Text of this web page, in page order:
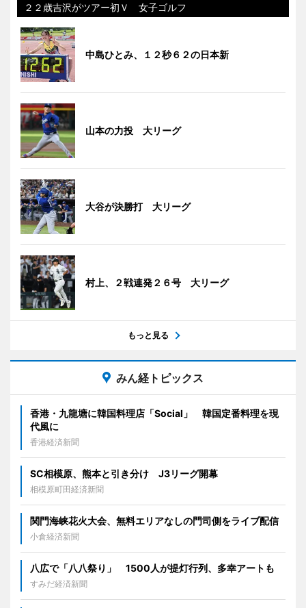
２２歳吉沢がツアー初Ｖ 女子ゴルフ
中島ひとみ、１２秒６２の日本新
山本の力投 大リーグ
大谷が決勝打 大リーグ
村上、２戦連発２６号 大リーグ
もっと見る
みん経トピックス
香港・九龍塘に韓国料理店「Social」 韓国定番料理を現
代風に
香港経済新聞
SC相模原、熊本と引き分け J3リーグ開幕
相模原町田経済新聞
関門海峡花火大会、無料エリアなしの門司側をライブ配信
小倉経済新聞
八広で「八八祭り」 1500人が提灯行列、多幸アートも
すみだ経済新聞